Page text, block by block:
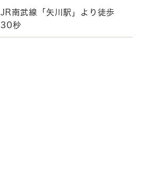
JR南武線「矢川駅」より徒歩
30秒